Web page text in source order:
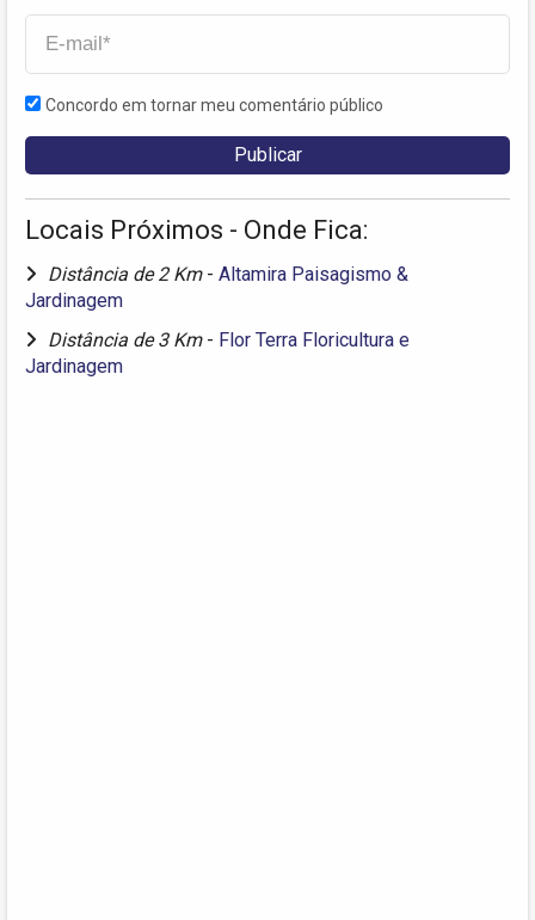
Concordo em tornar meu comentário público
Locais Próximos - Onde Fica:
Distância de 2 Km - Altamira Paisagismo &
Jardinagem
Distância de 3 Km - Flor Terra Floricultura e
Jardinagem